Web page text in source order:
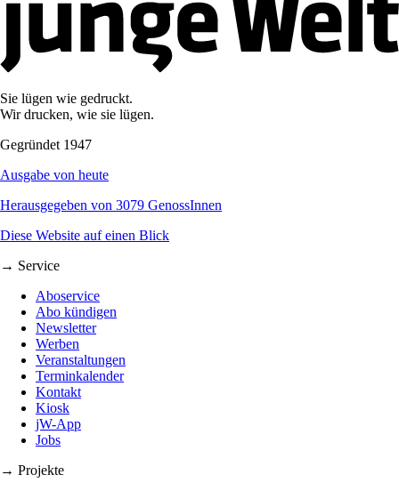
Sie lügen wie gedruckt.
Wir drucken, wie sie lügen.
Gegründet 1947
Ausgabe von heute
Herausgegeben von 3079 GenossInnen
Diese Website auf einen Blick
→ Service
Aboservice
Abo kündigen
Newsletter
Werben
Veranstaltungen
Terminkalender
Kontakt
Kiosk
jW-App
Jobs
→ Projekte